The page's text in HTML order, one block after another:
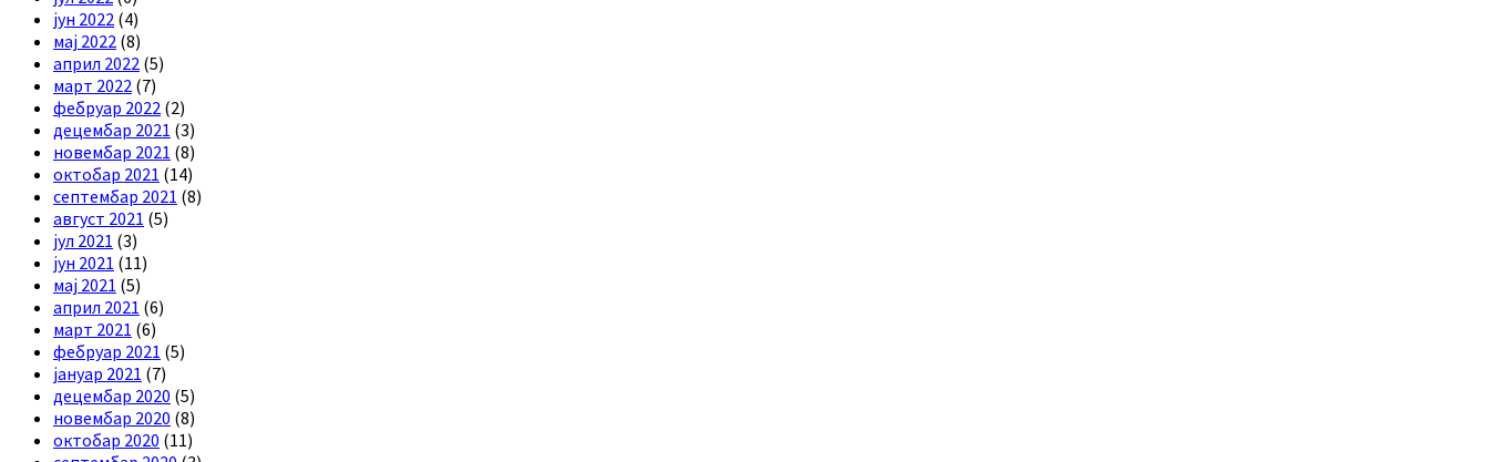
јун 2022 (4)
мај 2022 (8)
април 2022 (5)
март 2022 (7)
фебруар 2022 (2)
децембар 2021 (3)
новембар 2021 (8)
октобар 2021 (14)
септембар 2021 (8)
август 2021 (5)
јул 2021 (3)
јун 2021 (11)
мај 2021 (5)
април 2021 (6)
март 2021 (6)
фебруар 2021 (5)
јануар 2021 (7)
децембар 2020 (5)
новембар 2020 (8)
октобар 2020 (11)